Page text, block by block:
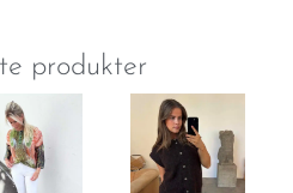
produkter